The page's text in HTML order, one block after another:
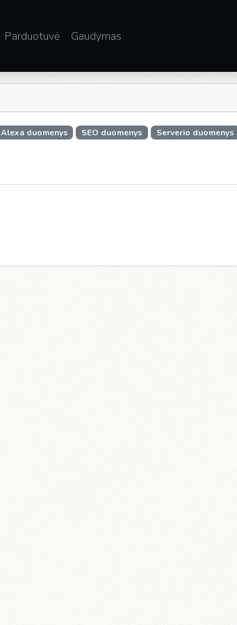
Parduotuvė Gaudymas
Alexa duomenys SEO duomenys Serverio duomenys